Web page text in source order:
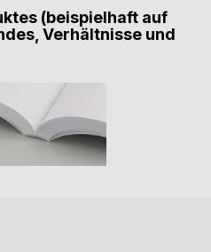
(beispielhaft auf
Verhältnisse und